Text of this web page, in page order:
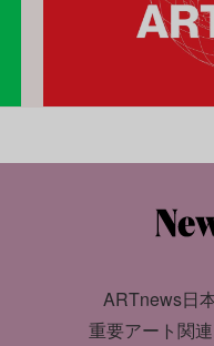
ARTnews日
重要アート関